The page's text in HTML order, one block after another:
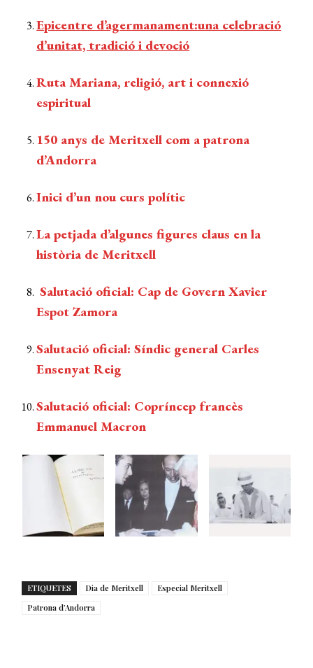
Epicentre d’agermanament:una celebració
d’unitat, tradició i devoció
Ruta Mariana, religió, art i connexió
espiritual
150 anys de Meritxell com a patrona
d’Andorra
Inici d’un nou curs polític
La petjada d’algunes figures claus en la
història de Meritxell
Salutació oficial: Cap de Govern Xavier
Espot Zamora
Salutació oficial: Síndic general Carles
Ensenyat Reig
Salutació oficial: Copríncep francès
Emmanuel Macron
ETIQUETES Dia de Meritxell
Especial Meritxell
Patrona d’Andorra